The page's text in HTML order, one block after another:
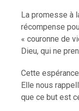
La promesse à
récompense
« couronne de
Dieu, qui ne
Cette
Elle nous
que ce but est